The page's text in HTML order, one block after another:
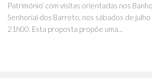
Património’ com visitas orientadas nos
Senhorial dos Barreto, nos sábados de julho
21h00. Esta proposta propõe uma...